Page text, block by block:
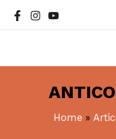
Home